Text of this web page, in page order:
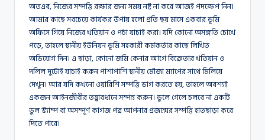
অতএব, নিজের সম্পত্তি রক্ষার জন্য সময় নষ্ট না করে আজই পদক্ষেপ নিন।
আমার কাছে সবচেয়ে কার্যকর উপায় হলো প্রতি ছয় মাসে একবার ভূমি
অফিসে গিয়ে নিজের খতিয়ান ও পর্চা যাচাই করা। যদি কোনো অসঙ্গতি চোখে
পড়ে, তাহলে স্থানীয় ইউনিয়ন ভূমি সহকারী কর্মকর্তার কাছে লিখিত
অভিযোগ দিন। এ ছাড়া, কোনো জমি কেনার আগে বিক্রেতার খতিয়ান ও
দলিল দুটোই যাচাই করুন পাশাপাশি স্থানীয় মৌজা ম্যাপের সাথে মিলিয়ে
দেখুন। আর যদি কখনো ওয়ারিশি সম্পত্তি ভাগ করতে হয়, তাহলে অবশ্যই
একজন আইনজীবীর তত্ত্বাবধানে সম্পন্ন করুন। ভুলে গেলে চলবে না একটি
ভুল স্ট্যাম্প বা অসম্পূর্ণ কাগজ পত্র আপনার প্রজন্মের সম্পত্তি হাতছাড়া করে
দিতে পারে।